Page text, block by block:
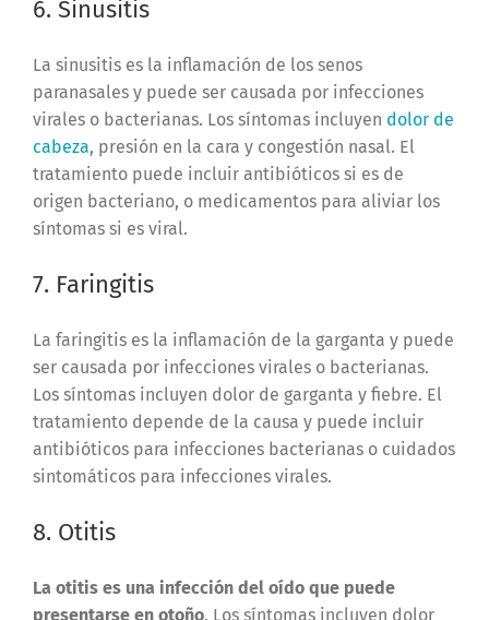
6. Sinusitis
La sinusitis es la inflamación de los senos
paranasales y puede ser causada por infecciones
virales o bacterianas. Los síntomas incluyen dolor de
cabeza, presión en la cara y congestión nasal. El
tratamiento puede incluir antibióticos si es de
origen bacteriano, o medicamentos para aliviar los
síntomas si es viral.
7. Faringitis
La faringitis es la inflamación de la garganta y puede
ser causada por infecciones virales o bacterianas.
Los síntomas incluyen dolor de garganta y fiebre. El
tratamiento depende de la causa y puede incluir
antibióticos para infecciones bacterianas o cuidados
sintomáticos para infecciones virales.
8. Otitis
La otitis es una infección del oído que puede
presentarse en otoño. Los síntomas incluyen dolor